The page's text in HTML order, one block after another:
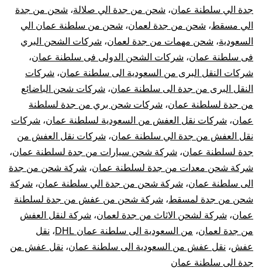
جدة الي سلطنة عمان، شحن من جدة الي صلالة، شحن من جدة
الي مسقط، شحن من جدة لعمان، شحن من سلطنة عمان الي
السعودية، شحن مهمات من جدة لعمان، شركات الشحن البري
فى سلطنة عمان، شركات الشحن الدولى فى سلطنة عمان،
شركات النقل البرى من السعودية الى سلطنة عمان، شركات
النقل البرى من جدة الى سلطنة عمان، شركات شحن الباضائع
من جدة لسلطنة عمان، شركات شحن بري من جدة لسلطنة
عمان، شركات نقل العفش من السعودية لسلطنة عمان، شركات
نقل العفش من جدة الي سلطنة عمان، شركات نقل العفش من
جدة لسلطنة عمان، شركة شحن سيارات من جدة لسلطنة عمان،
شركة شحن معدات من جدة لسلطنة عمان، شركة شحن من جدة
الى سلطنة عمان، شركة شحن من جدة الي سلطنة عمان، شركة
شحن من جدة لمسقط، شركة شحن من عفش من جدة لسلطنة
عمان، شركة لشحن الاثاث من جدة لعمان، شركة لنقل العفش
من جدة لعمان، من السعودية الى سلطنة عمان DHL ، نقل
عفش، نقل عفش من السعودية الى سلطنة عمان، نقل عفش من
جدة الى سلطنة عمان